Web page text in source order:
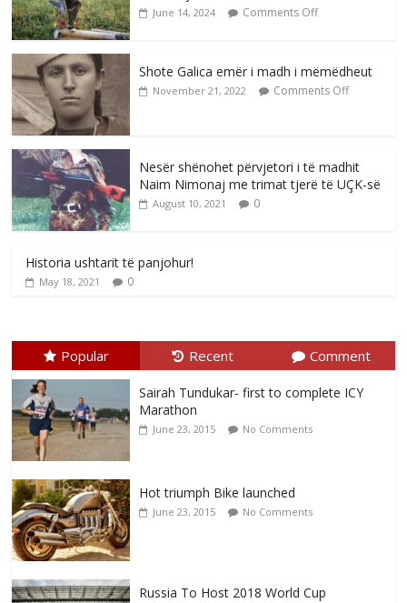
June 14, 2024 Comments Off
Shote Galica emër i madh i mëmëdheut
November 21, 2022 Comments Off
Nesër shënohet përvjetori i të madhit
Naim Nimonaj me trimat tjerë të UÇK-së
August 10, 2021 0
Historia ushtarit të panjohur!
May 18, 2021 0
Popular Recent Comment
Sairah Tundukar- first to complete ICY
Marathon
June 23, 2015 No Comments
Hot triumph Bike launched
June 23, 2015 No Comments
Russia To Host 2018 World Cup